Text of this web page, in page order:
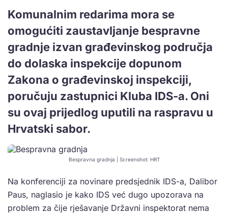
Komunalnim redarima mora se
omogućiti zaustavljanje bespravne
gradnje izvan građevinskog područja
do dolaska inspekcije dopunom
Zakona o građevinskoj inspekciji,
poručuju zastupnici Kluba IDS-a. Oni
su ovaj prijedlog uputili na raspravu u
Hrvatski sabor.
Bespravna gradnja | Screenshot: HRT
Na konferenciji za novinare predsjednik IDS-a, Dalibor
Paus, naglasio je kako IDS već dugo upozorava na
problem za čije rješavanje Državni inspektorat nema